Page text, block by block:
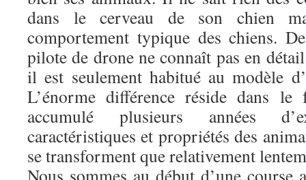
dans le cerveau de son chien
comportement typique des chiens.
pilote de drone ne connaît pas en
il est seulement habitué au modèle
L’énorme différence réside dans
accumulé plusieurs années
caractéristiques et propriétés des
se transforment que relativement
Nous sommes au début d’une course